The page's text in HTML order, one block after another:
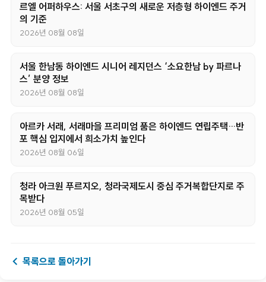
르엘 어퍼하우스: 서울 서초구의 새로운 저층형 하이엔드 주거
의 기준
2026년 08월 08일
서울 한남동 하이엔드 시니어 레지던스 ‘소요한남 by 파르나
스’ 분양 정보
2026년 08월 08일
아르카 서래, 서래마을 프리미엄 품은 하이엔드 연립주택…반
포 핵심 입지에서 희소가치 높인다
2026년 08월 06일
청라 아크원 푸르지오, 청라국제도시 중심 주거복합단지로 주
목받다
2026년 08월 05일
← 목록으로 돌아가기